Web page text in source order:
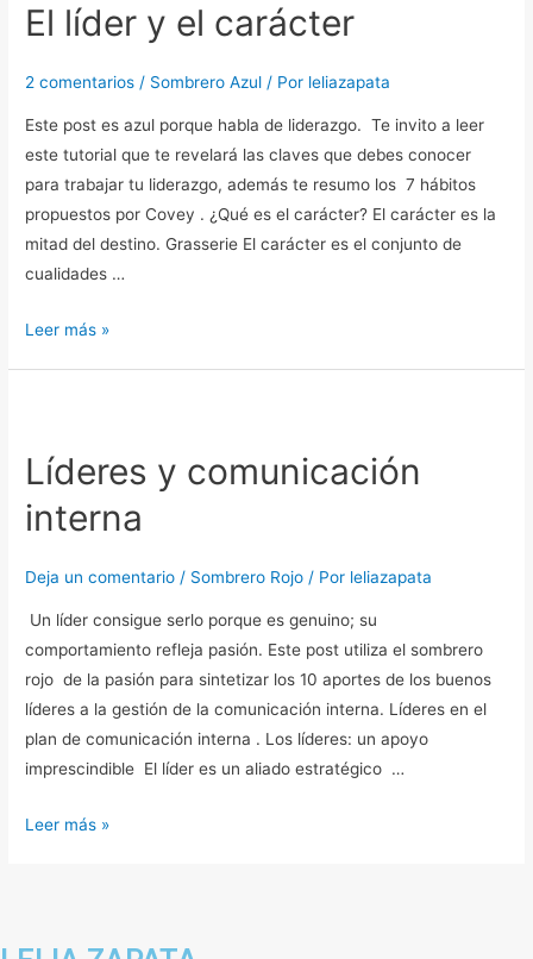
El líder y el carácter
2 comentarios / Sombrero Azul / Por leliazapata
Este post es azul porque habla de liderazgo. Te invito a leer
este tutorial que te revelará las claves que debes conocer
para trabajar tu liderazgo, además te resumo los 7 hábitos
propuestos por Covey . ¿Qué es el carácter? El carácter es la
mitad del destino. Grasserie El carácter es el conjunto de
cualidades …
y
carácter
Leer más »
Líderes y comunicación
interna
Deja un comentario / Sombrero Rojo / Por leliazapata
Un líder consigue serlo porque es genuino; su
comportamiento refleja pasión. Este post utiliza el sombrero
rojo de la pasión para sintetizar los 10 aportes de los buenos
líderes a la gestión de la comunicación interna. Líderes en el
plan de comunicación interna . Los líderes: un apoyo
imprescindible El líder es un aliado estratégico …
comunicación
Leer más »